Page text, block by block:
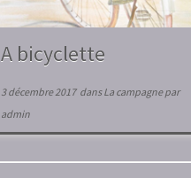
A bicyclette
3 décembre 2017dansLa campagnepar
admin